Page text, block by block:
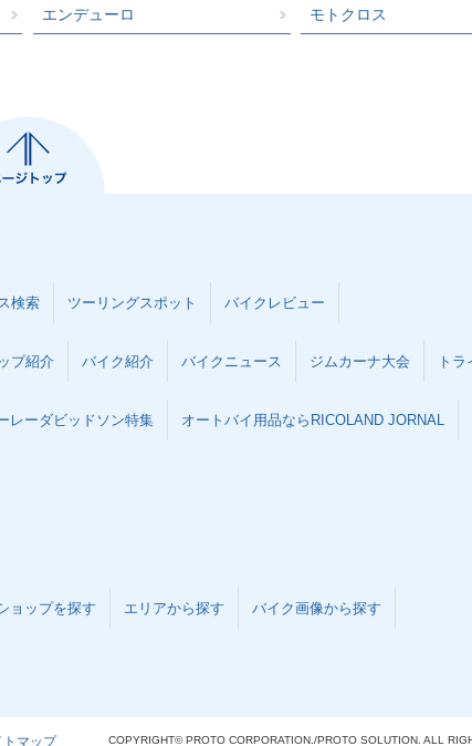
エンデューロ モトクロス
検索 ツーリングスポット バイクレビュー
プ紹介 バイク紹介 バイクニュース ジムカーナ大会 ト
レーダビッドソン特集 オートバイ用品ならRICOLAND JORNAL
ョップを探す エリアから探す バイク画像から探す
トマップ COPYRIGHT© PROTO CORPORATION./PROTO SOLUTION. ALL